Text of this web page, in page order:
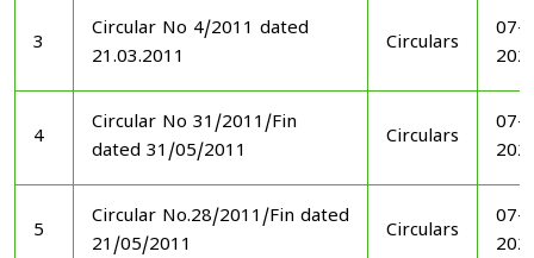
3
Circular No 4/2011 dated
21.03.2011
Circulars
07-
4
Circular No 31/2011/Fin
dated 31/05/2011
Circulars
07-
5
Circular No.28/2011/Fin dated
21/05/2011
Circulars
07-